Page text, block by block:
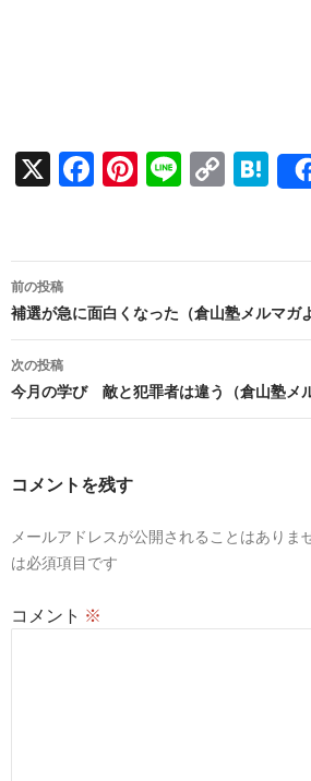
X
F
b
o
o
k
Pi
es
t
Li
C
y
Li
n
k
H
n
a
投
稿
ナ
ビ
ゲ
ョ
前の投稿
補選が急に面白くなった（倉山塾メルマガ
次の投稿
今月の学び 敵と犯罪者は違う（倉山塾メ
コメントを残す
メールアドレスが公開されることはありま
は必須項目です
コメント ※